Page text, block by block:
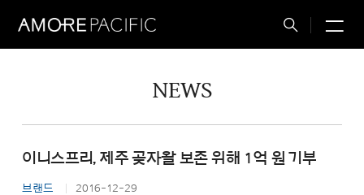
Total
NEWS
이니스프리, 제주 곶자왈 보존 위해 1억 원 기부
브랜드 2016-12-29